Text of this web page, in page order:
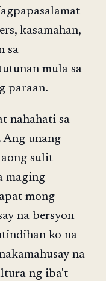
kasamahan,
sa
mula sa
paraan.
nahahati sa
Ang unang
sulit
maging
mong
na bersyon
ko na
na
ng iba't